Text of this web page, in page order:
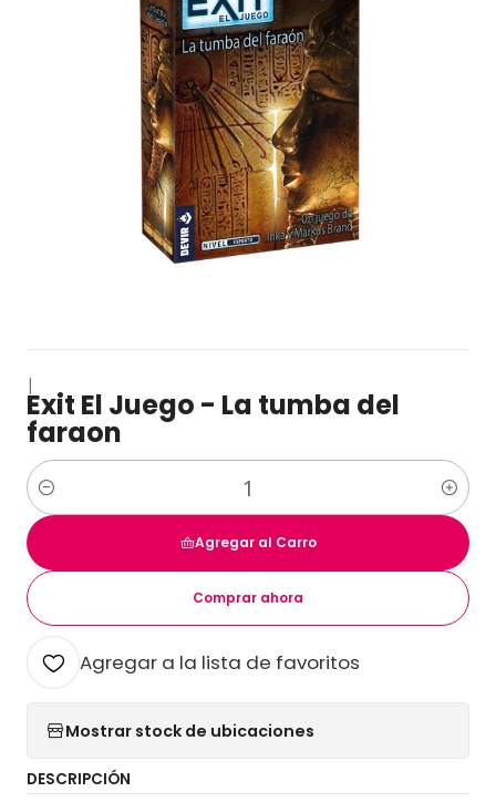
|
Exit El Juego - La tumba del
faraon
Cantidad
Agregar al Carro
Comprar ahora
Agregar a la lista de favoritos
Mostrar stock de ubicaciones
DESCRIPCIÓN